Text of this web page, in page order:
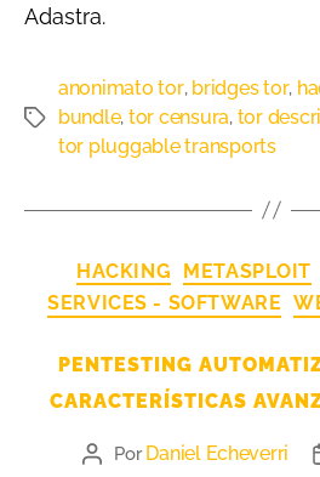
Adastra.
anonimato tor, bridges tor,
bundle, tor censura, tor
tor pluggable transports
HACKING METASPLOIT
SERVICES - SOFTWARE
PENTESTING
CARACTERÍSTICAS
PorDaniel Echeverri